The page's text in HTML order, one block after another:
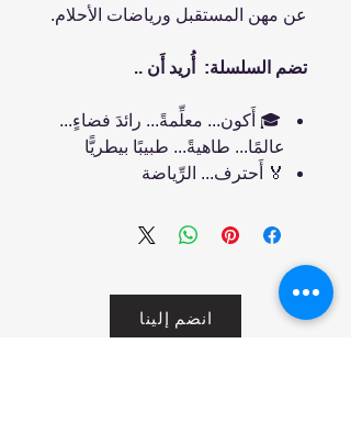
عن مهن المستقبل ورياضات الأحلام.
تضم السلسلة: أُريد أَن ..
🎓 أَكون... معلِّمةً... رائدَ فضاءٍ...
عالمًا... طاهيةً... طبيبًا بيطريًّا
🏅 أَحترف... الرِّياضة
انضم إلينا